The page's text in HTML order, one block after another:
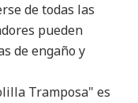
de todas las
pueden
de engaño y
Tramposa" es